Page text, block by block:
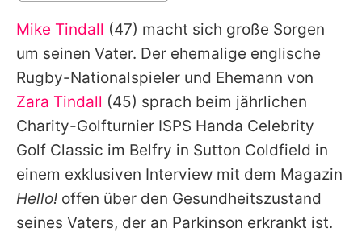
Redaktionelle Richtlinien
Impressum
Datenschutzerklärung
Nutzungsbedingungen
Utiq verwalten
Mike Tindall (47) macht sich große Sorgen
um seinen Vater. Der ehemalige englische
Rugby-Nationalspieler und Ehemann von
Zara Tindall (45) sprach beim jährlichen
Charity-Golfturnier ISPS Handa Celebrity
Golf Classic im Belfry in Sutton Coldfield in
einem exklusiven Interview mit dem Magazin
Hello! offen über den Gesundheitszustand
seines Vaters, der an Parkinson erkrankt ist.